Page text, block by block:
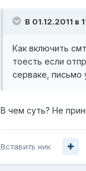
В 01.12.2011 в
Как включить
тоесть если
серваке, письмо
В чем суть? Не
Вставить ник